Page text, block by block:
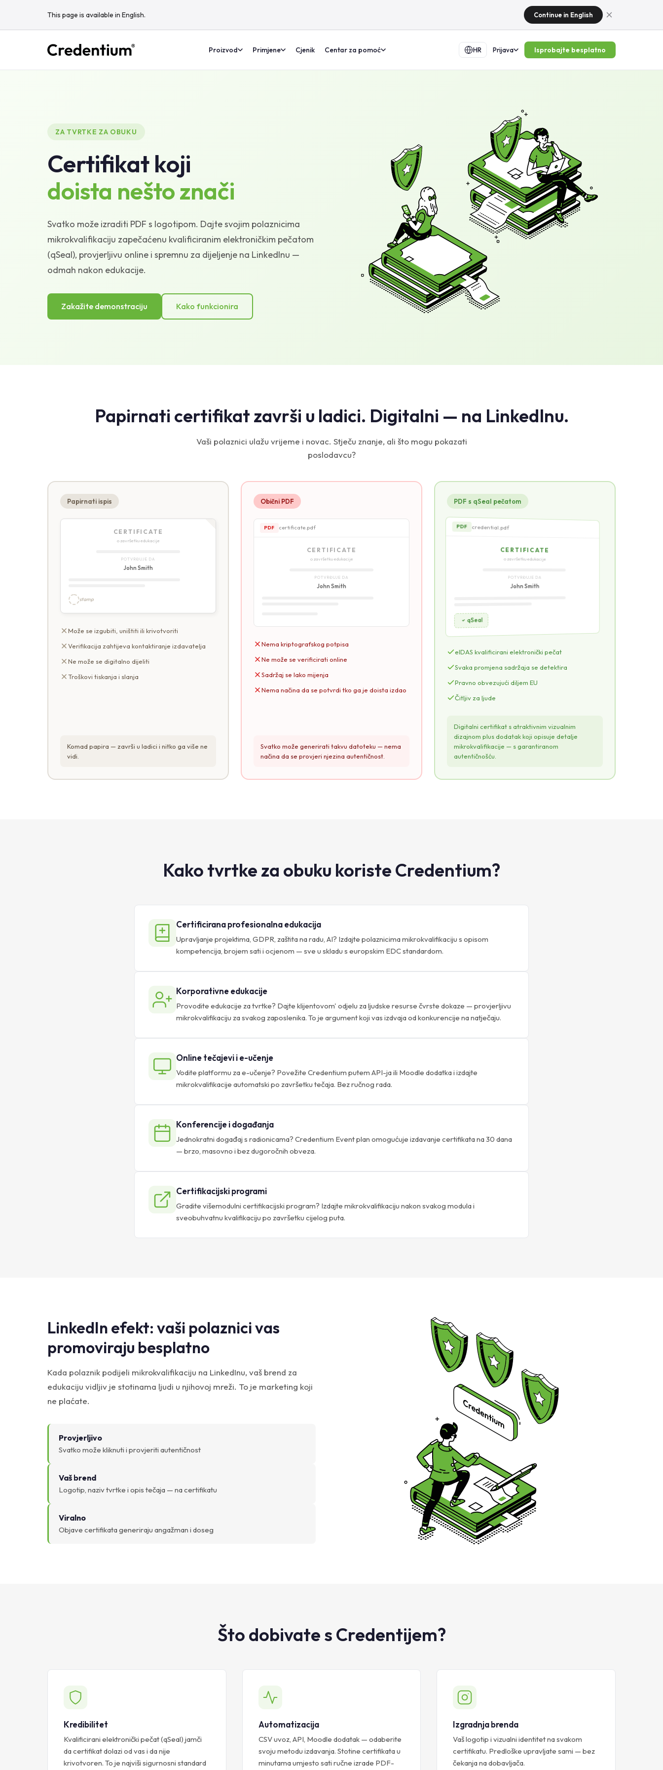
This page is available in English. Continue in English
Proizvod Primjene Cjenik Centar za pomoć HR Prijava Isprobajte besplatno
ZA TVRTKE ZA OBUKU
Certifikat koji
doista nešto znači
Svatko može izraditi PDF s logotipom. Dajte svojim polaznicima
mikrokvalifikaciju zapečaćenu kvalificiranim elektroničkim pečatom
(qSeal), provjerljivu online i spremnu za dijeljenje na LinkedInu —
odmah nakon edukacije.
Zakažite demonstraciju Kako funkcionira
Papirnati certifikat završi u ladici. Digitalni — na LinkedInu.
Vaši polaznici ulažu vrijeme i novac. Stječu znanje, ali što mogu pokazati
poslodavcu?
Papirnati ispis
CERTIFICATE
o završetku edukacije
POTVRĐUJE DA
John Smith
stamp
Može se izgubiti, uništiti ili krivotvoriti
Verifikacija zahtijeva kontaktiranje izdavatelja
Ne može se digitalno dijeliti
Troškovi tiskanja i slanja
Komad papira — završi u ladici i nitko ga više ne
vidi.
Obični PDF
PDF certificate.pdf
CERTIFICATE
o završetku edukacije
POTVRĐUJE DA
John Smith
Nema kriptografskog potpisa
Ne može se verificirati online
Sadržaj se lako mijenja
Nema načina da se potvrdi tko ga je doista izdao
Svatko može generirati takvu datoteku — nema
načina da se provjeri njezina autentičnost.
PDF s qSeal pečatom
CERTIFICATE
o završetku edukacije
POTVRĐUJE DA
John Smith
DODATAK
IZDAVATELJ
qSeal
eIDAS kvalificirani elektronički pečat
Svaka promjena sadržaja se detektira
Pravno obvezujući diljem EU
Čitljiv za ljude
Digitalni certifikat s atraktivnim vizualnim
dizajnom plus dodatak koji opisuje detalje
mikrokvalifikacije — s garantiranom
autentičnošću.
Kako tvrtke za obuku koriste Credentium?
Certificirana profesionalna edukacija
Upravljanje projektima, GDPR, zaštita na radu, AI? Izdajte polaznicima mikrokvalifikaciju s opisom
kompetencija, brojem sati i ocjenom — sve u skladu s europskim EDC standardom.
Korporativne edukacije
Provodite edukacije za tvrtke? Dajte klijentovom' odjelu za ljudske resurse čvrste dokaze — provjerljivu
mikrokvalifikaciju za svakog zaposlenika. To je argument koji vas izdvaja od konkurencije na natječaju.
Online tečajevi i e-učenje
Vodite platformu za e-učenje? Povežite Credentium putem API-ja ili Moodle dodatka i izdajte
mikrokvalifikacije automatski po završetku tečaja. Bez ručnog rada.
Konferencije i događanja
Jednokratni događaj s radionicama? Credentium Event plan omogućuje izdavanje certifikata na 30 dana
— brzo, masovno i bez dugoročnih obveza.
Certifikacijski programi
Gradite višemodulni certifikacijski program? Izdajte mikrokvalifikaciju nakon svakog modula i
sveobuhvatnu kvalifikaciju po završetku cijelog puta.
LinkedIn efekt: vaši polaznici vas
promoviraju besplatno
Kada polaznik podijeli mikrokvalifikaciju na LinkedInu, vaš brend za
edukaciju vidljiv je stotinama ljudi u njihovoj mreži. To je marketing koji
ne plaćate.
Provjerljivo
Svatko može kliknuti i provjeriti autentičnost
Vaš brend
Logotip, naziv tvrtke i opis tečaja — na certifikatu
Viralno
Objave certifikata generiraju angažman i doseg
Što dobivate s Credentijem?
Kredibilitet
Kvalificirani elektronički pečat (qSeal) jamči
da certifikat dolazi od vas i da nije
krivotvoren. To je najviši sigurnosni standard
Automatizacija
CSV uvoz, API, Moodle dodatak — odaberite
svoju metodu izdavanja. Stotine certifikata u
minutama umjesto sati ručne izrade PDF-
Izgradnja brenda
Vaš logotip i vizualni identitet na svakom
certifikatu. Predloške upravljate sami — bez
čekanja na dobavljača.